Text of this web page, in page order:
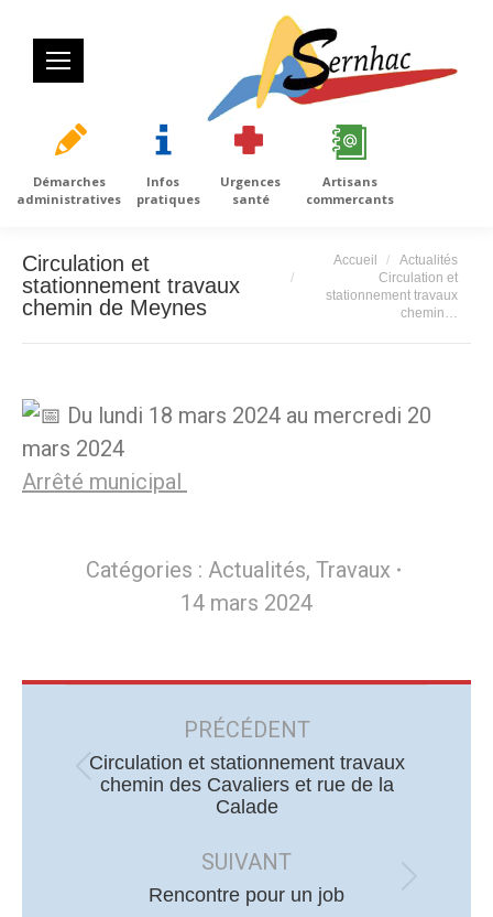
Démarches
administratives
Infos
pratiques
Urgences
santé
Artisans
commercants
Circulation et
stationnement travaux
chemin de Meynes
Vous êtes ici :
Accueil
Actualités
Circulation et
stationnement travaux
chemin…
Du lundi 18 mars 2024 au mercredi 20
mars 2024
Arrêté municipal
Catégories : Actualités, Travaux
14 mars 2024
PRÉCÉDENT
Article
précédent
:
Circulation et stationnement travaux
chemin des Cavaliers et rue de la
Calade
SUIVANT
Article
Rencontre pour un job